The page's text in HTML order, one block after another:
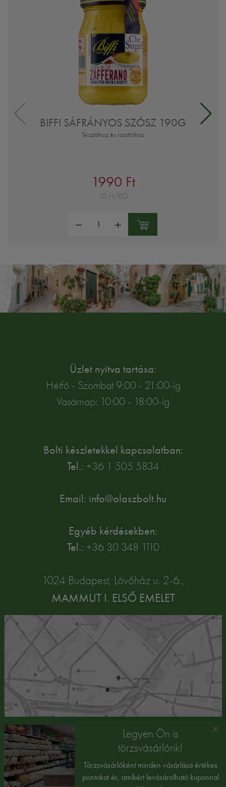
BIFFI SÁFRÁNYOS SZÓSZ 190G
Tésztához és rizottóhoz
1990 Ft
10 Ft/KG
Üzlet nyitva tartása:
Hétfő - Szombat 9:00 - 21:00-ig
Vasárnap: 10:00 - 18:00-ig
Bolti készletekkel kapcsolatban:
Tel.: +36 1 505 5834
Email: info@olaszbolt.hu
Egyéb kérdésekben:
Tel.: +36 30 348 1110
1024 Budapest, Lövőház u. 2-6.,
MAMMUT I. ELSŐ EMELET
×
Legyen Ön is
törzsvásárlónk!
Törzsvásárlóként minden vásárlása értékes
pontokat ér, amikért levásárolható kuponnal